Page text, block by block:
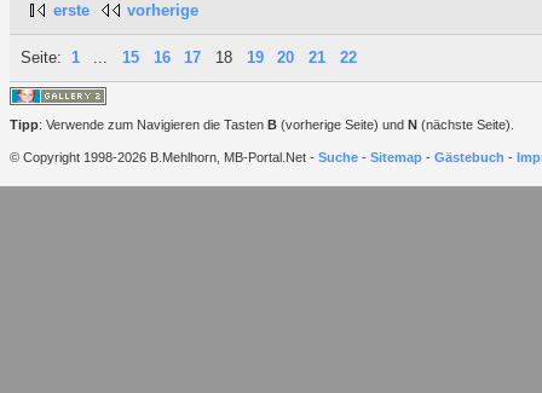
erste vorherige
Seite: 1 ... 15 16 17 18 19 20 21 22
Tipp: Verwende zum Navigieren die Tasten B (vorherige Seite) und N (nächste Seite).
© Copyright 1998-2026 B.Mehlhorn, MB-Portal.Net - Suche - Sitemap - Gästebuch -